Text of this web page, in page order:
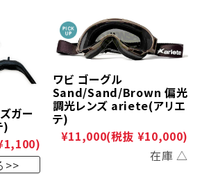
ガー
)
ワビ ゴーグル
Sand/Sand/Brown 偏光
調光レンズ ariete(アリエ
テ)
¥11,000(税抜 ¥10,000)
在庫 △